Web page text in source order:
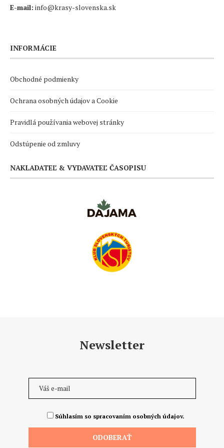
E-mail: info@krasy-slovenska.sk
INFORMÁCIE
Obchodné podmienky
Ochrana osobných údajov a Cookie
Pravidlá používania webovej stránky
Odstúpenie od zmluvy
NAKLADATEĽ & VYDAVATEĽ ČASOPISU
Newsletter
Súhlasím so spracovaním osobných údajov.